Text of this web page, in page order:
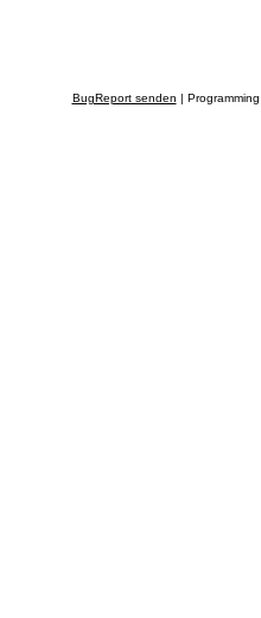
BugReport senden |